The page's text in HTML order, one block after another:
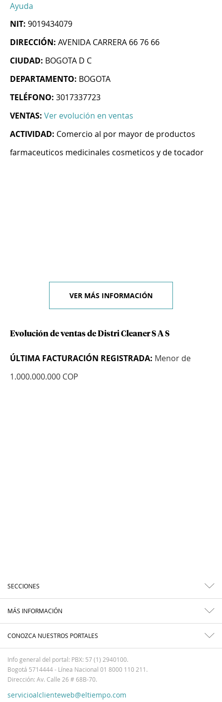
Ayuda
NIT: 9019434079
DIRECCIÓN: AVENIDA CARRERA 66 76 66
CIUDAD: BOGOTA D C
DEPARTAMENTO: BOGOTA
TELÉFONO: 3017337723
VENTAS: Ver evolución en ventas
ACTIVIDAD: Comercio al por mayor de productos
farmaceuticos medicinales cosmeticos y de tocador
VER MÁS INFORMACIÓN
Evolución de ventas de Distri Cleaner S A S
ÚLTIMA FACTURACIÓN REGISTRADA: Menor de
1.000.000.000 COP
SECCIONES
MÁS INFORMACIÓN
CONOZCA NUESTROS PORTALES
Info general del portal: PBX: 57 (1) 2940100.
Bogotá 5714444 - Línea Nacional 01 8000 110 211.
Dirección: Av. Calle 26 # 68B-70.
servicioalclienteweb@eltiempo.com